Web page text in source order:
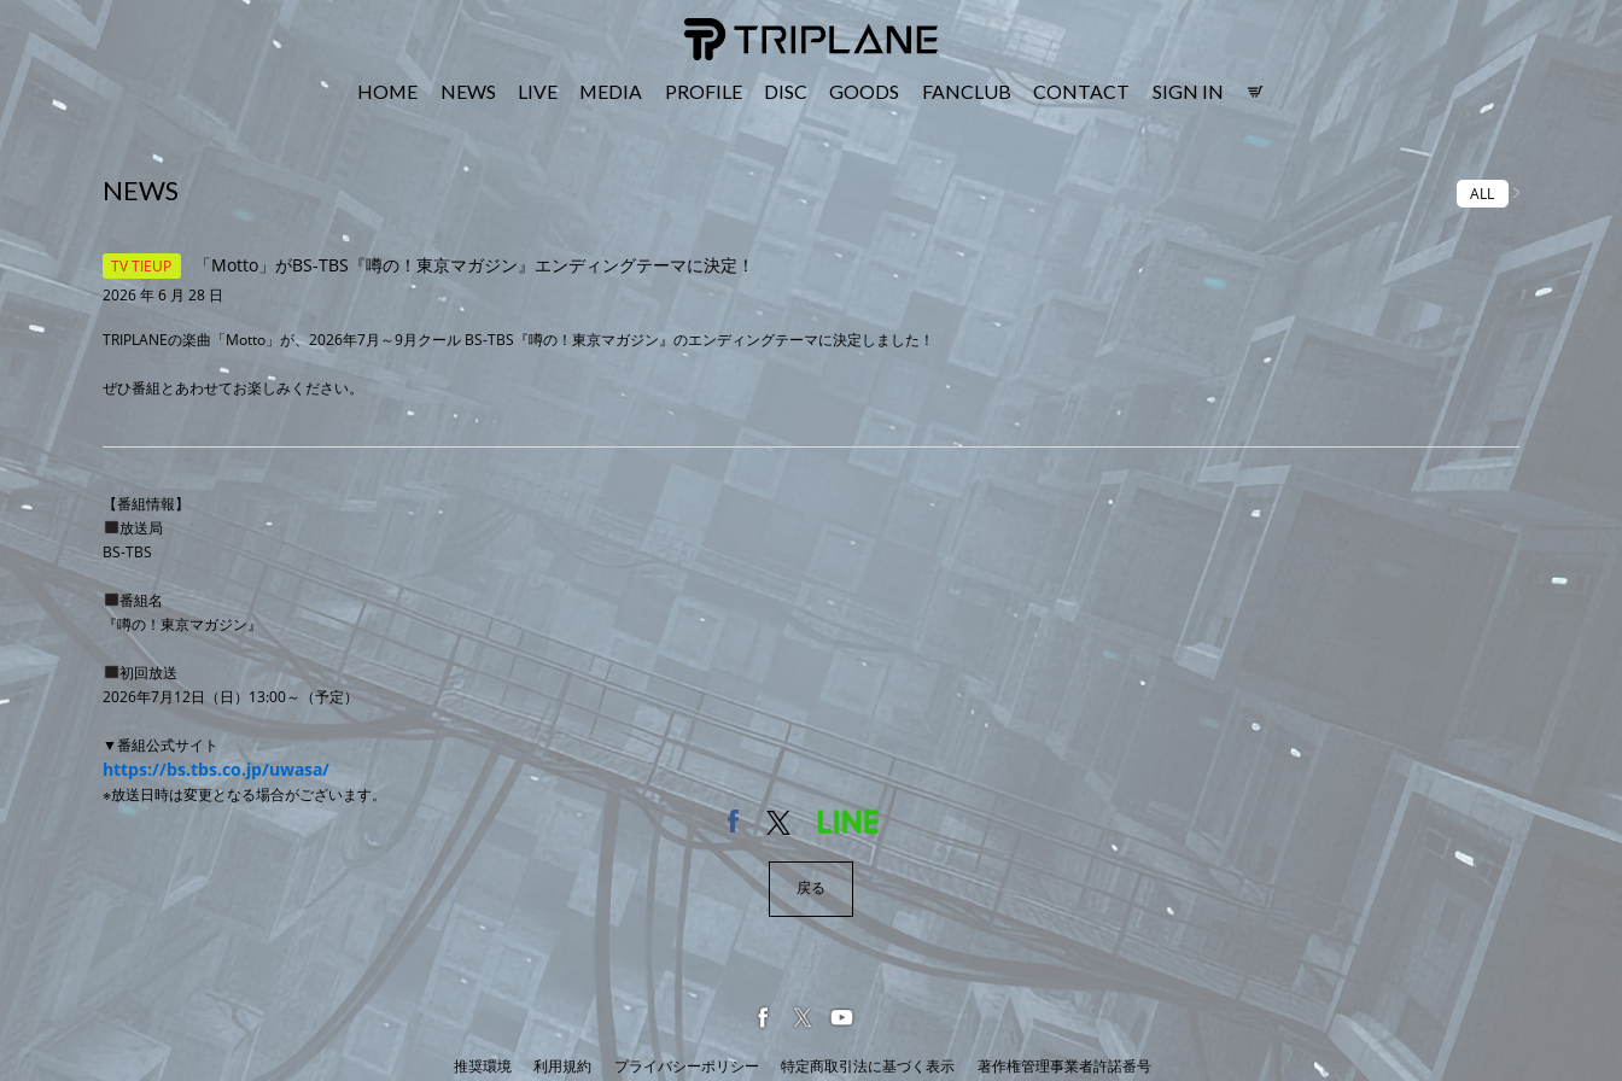
TRIPLANE Passengers
HOME NEWS LIVE MEDIA PROFILE DISC GOODS FANCLUB CONTACT SIGN IN
NEWS ALL
TV TIEUP 「Motto」がBS-TBS『噂の！東京マガジン』エンディングテーマに決定！
2026 年 6 月 28 日
TRIPLANEの楽曲「Motto」が、2026年7月～9月クール BS-TBS『噂の！東京マガジン』のエンディングテーマに決定しました！
ぜひ番組とあわせてお楽しみください。
【番組情報】
放送局
BS-TBS
番組名
『噂の！東京マガジン』
初回放送
2026年7月12日（日）13:00～（予定）
▼番組公式サイト
https://bs.tbs.co.jp/uwasa/
※放送日時は変更となる場合がございます。
戻る
推奨環境 利用規約 プライバシーポリシー 特定商取引法に基づく表示 著作権管理事業者許諾番号